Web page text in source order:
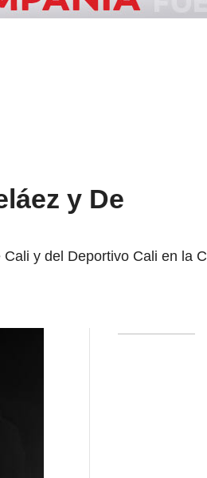
y De
y del Deportivo Cali en la